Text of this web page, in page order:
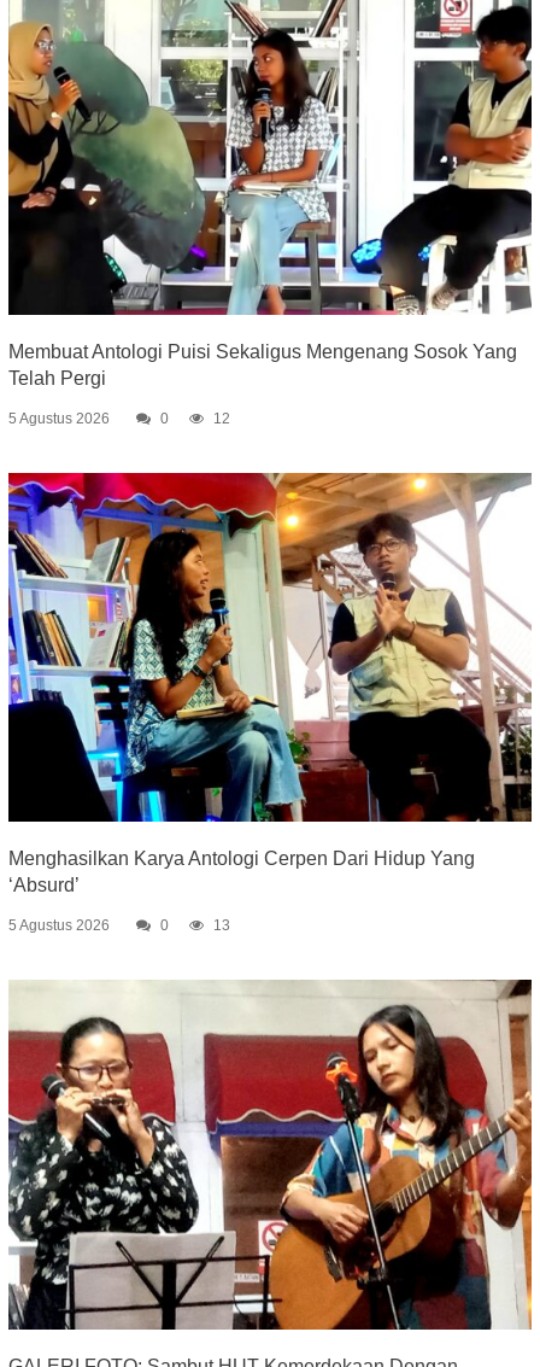
Membuat Antologi Puisi Sekaligus Mengenang Sosok Yang
Telah Pergi
5 Agustus 2026 0 12
Menghasilkan Karya Antologi Cerpen Dari Hidup Yang
‘Absurd’
5 Agustus 2026 0 13